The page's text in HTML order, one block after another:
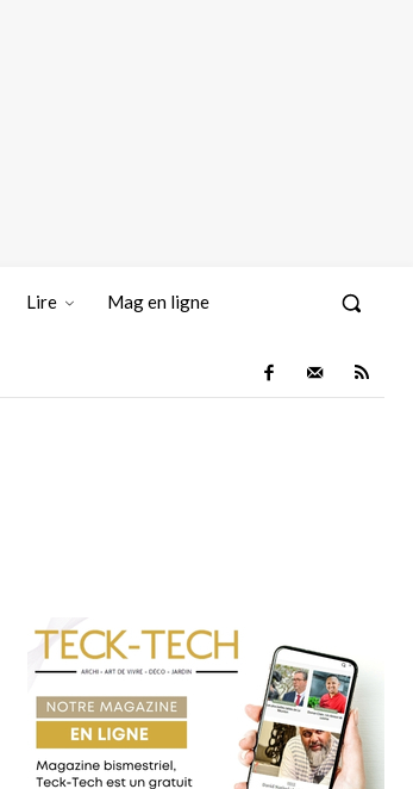
Lire Mag en ligne